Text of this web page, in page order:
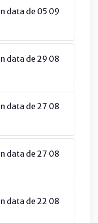
data de 05 09
data de 29 08
data de 27 08
data de 27 08
data de 22 08